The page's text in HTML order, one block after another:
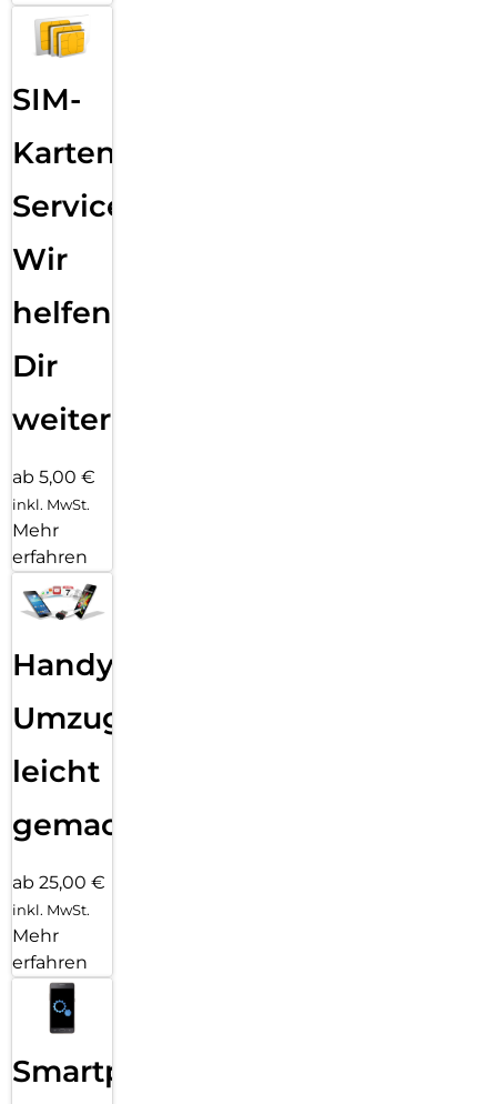
SIM-
Karten
Service:
Wir
helfen
Dir
weiter
ab 5,00 €
inkl. MwSt.
Mehr
erfahren
Handy
Umzug
leicht
gemacht!
ab 25,00 €
inkl. MwSt.
Mehr
erfahren
Smartphone